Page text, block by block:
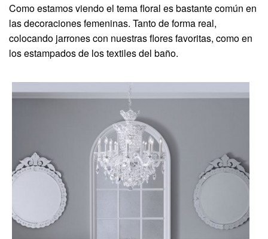
Como estamos viendo el tema floral es bastante común en
las decoraciones femeninas. Tanto de forma real,
colocando jarrones con nuestras flores favoritas, como en
los estampados de los textiles del baño.